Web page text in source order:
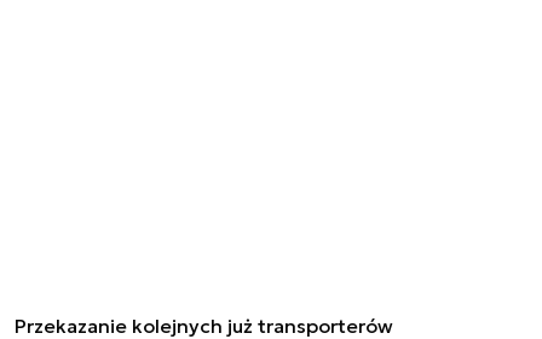
Przekazanie kolejnych już transporterów